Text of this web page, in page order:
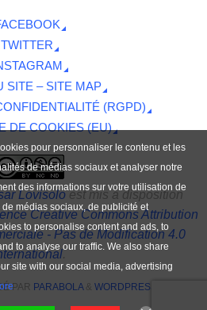
TWITTER
SITE – SITE MAP
(RGPD)
DE COOKIES (EU)
Lovisoloest mis à disposition
Creative Commons Attribution
- Pas de Modification 4.0
.
PAR PARABOLA& WORDPRESS.
pour personnaliser le contenu et les
de médias sociaux et analyser notre
des informations sur votre utilisation de
médias sociaux, de publicité et
to personalise content and ads, to
to analyse our traffic. We also share
site with our social media, advertising